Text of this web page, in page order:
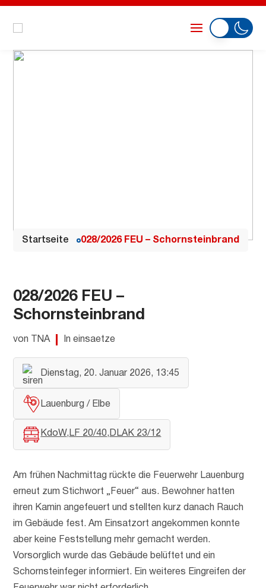
Startseite 028/2026 FEU – Schornsteinbrand
028/2026 FEU –
Schornsteinbrand
von TNA In einsaetze
Dienstag, 20. Januar 2026, 13:45
Lauenburg / Elbe
KdoW LF 20/40 DLAK 23/12
Am frühen Nachmittag rückte die Feuerwehr Lauenburg
erneut zum Stichwort „Feuer“ aus. Bewohner hatten
ihren Kamin angefeuert und stellten kurz danach Rauch
im Gebäude fest. Am Einsatzort angekommen konnte
aber keine Feststellung mehr gemacht werden.
Vorsorglich wurde das Gebäude belüftet und ein
Schornsteinfeger informiert. Ein weiteres Eingreifen der